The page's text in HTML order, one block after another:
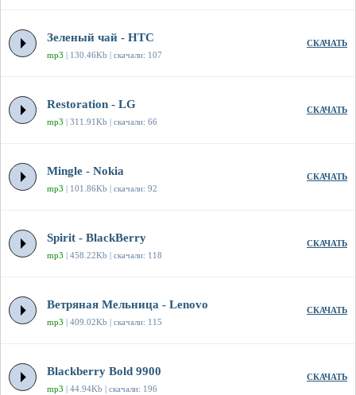
Зеленый чай - HTC
mp3 | 130.46Kb | скачали: 107
СКАЧАТЬ
Restoration - LG
mp3 | 311.91Kb | скачали: 66
СКАЧАТЬ
Mingle - Nokia
mp3 | 101.86Kb | скачали: 92
СКАЧАТЬ
Spirit - BlackBerry
mp3 | 458.22Kb | скачали: 118
СКАЧАТЬ
Ветряная Мельница - Lenovo
mp3 | 409.02Kb | скачали: 115
СКАЧАТЬ
Blackberry Bold 9900
mp3 | 44.94Kb | скачали: 196
СКАЧАТЬ